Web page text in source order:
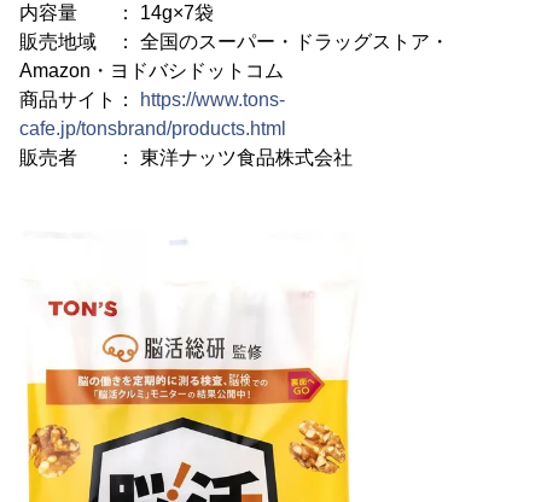
内容量 ： 14g×7袋
販売地域 ： 全国のスーパー・ドラッグストア・
Amazon・ヨドバシドットコム
商品サイト：
https://www.tons-
cafe.jp/tonsbrand/products.html
販売者 ： 東洋ナッツ食品株式会社